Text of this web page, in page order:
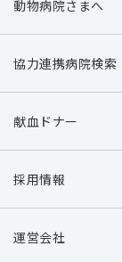
動物病院さまへ
協力連携病院検索
献血ドナー
採用情報
運営会社